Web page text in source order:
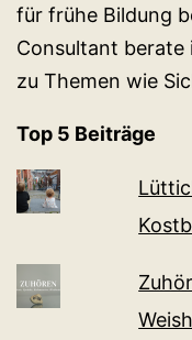
für frühe Bildung
Consultant berate
zu Themen wie
Top 5 Beiträge